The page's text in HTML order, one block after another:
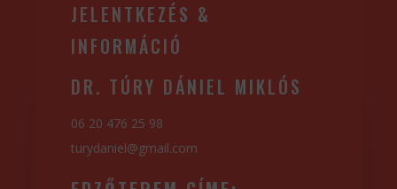
JELENTKEZÉS &
INFORMÁCIÓ
DR. TÚRY DÁNIEL MIKLÓS
06 20 476 25 98
turydaniel@gmail.com